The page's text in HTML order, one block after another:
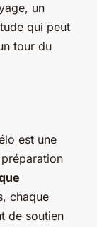
un
qui peut
tour du
est une
chaque
de soutien